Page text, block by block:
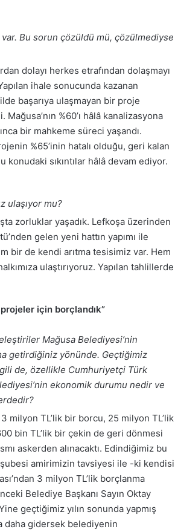
var. Bu sorun çözüldü mü, çözülmediyse
dolayı herkes etrafından dolaşmayı
ihale sonucunda kazanan
başarıya ulaşmayan bir proje
%60’ı hâlâ kanalizasyona
bir mahkeme süreci yaşandı.
%65’inin hatalı olduğu, geri kalan
sıkıntılar hâlâ devam ediyor.
ulaşıyor mu?
zorluklar yaşadık. Lefkoşa üzerinden
gelen yeni hattın yapımı ile
bir de kendi arıtma tesisimiz var. Hem
ulaştırıyoruz. Yapılan tahlillerde
için borçlandık”
Mağusa Belediyesi’nin
getirdiğiniz yönünde. Geçtiğimiz
de, özellikle Cumhuriyetçi Türk
ekonomik durumu nedir ve
milyon TL’lik bir borcu, 25 milyon TL’lik
bin TL’lik bir çekin de geri dönmesi
askerden alınacaktı. Edindiğimiz bu
amirimizin tavsiyesi ile -ki kendisi
3 milyon TL’lik borçlanma
Belediye Başkanı Sayın Oktay
geçtiğimiz yılın sonunda yapmış
daha gidersek belediyenin